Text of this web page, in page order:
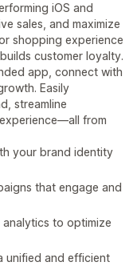
iOS and
sales, and maximize
shopping experience
customer loyalty.
app, connect with
Easily
streamline
from
your brand identity
that engage and
to optimize
unified and efficient